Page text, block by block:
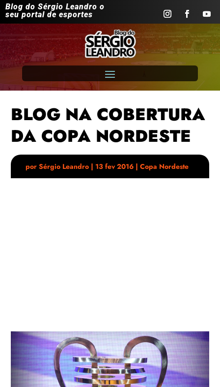
Blog do Sérgio Leandro o
seu portal de esportes
BLOG NA COBERTURA
DA COPA NORDESTE
porSérgio Leandro | 13 fev 2016 |Copa Nordeste